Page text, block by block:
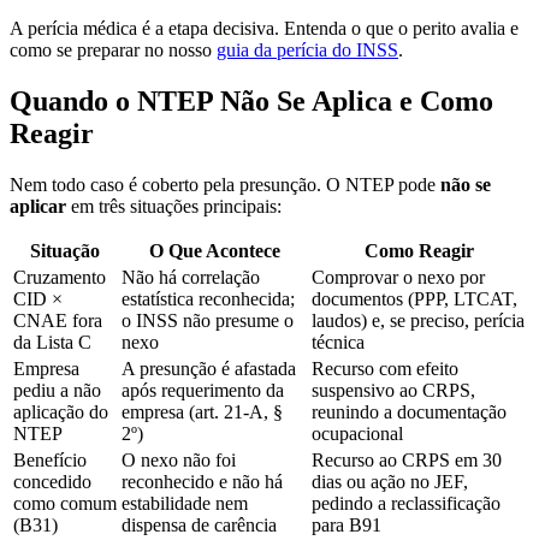
A perícia médica é a etapa decisiva. Entenda o que o perito avalia e
como se preparar no nosso guia da perícia do INSS.
Quando o NTEP Não Se Aplica e Como
Reagir
Nem todo caso é coberto pela presunção. O NTEP pode não se
aplicar em três situações principais:
Situação O Que Acontece
Como Reagir
Cruzamento
CID ×
CNAE fora
da Lista C
Não há correlação
estatística reconhecida;
o INSS não presume o
nexo
Comprovar o nexo por
documentos (PPP, LTCAT,
laudos) e, se preciso, perícia
técnica
Empresa
pediu a não
aplicação do
NTEP
A presunção é afastada
após requerimento da
empresa (art. 21-A, §
2º)
Recurso com efeito
suspensivo ao CRPS,
reunindo a documentação
ocupacional
Benefício
concedido
como comum
(B31)
O nexo não foi
reconhecido e não há
estabilidade nem
dispensa de carência
Recurso ao CRPS em 30
dias ou ação no JEF,
pedindo a reclassificação
para B91